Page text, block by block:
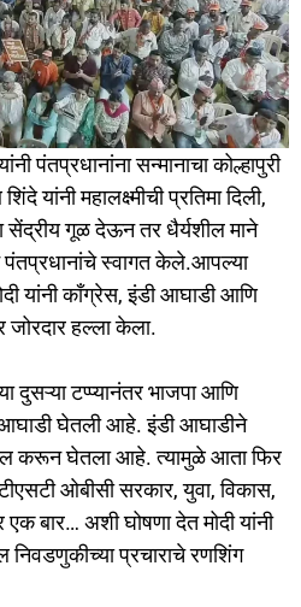
पंतप्रधानांना सन्मानाचा कोल्हापुरी
यांनी महालक्ष्मीची प्रतिमा दिली,
सेंद्रीय गूळ देऊन तर धैर्यशील माने
पंतप्रधानांचे स्वागत केले.आपल्या
यांनी काँग्रेस, इंडी आघाडी आणि
जोरदार हल्ला केला.
दुसऱ्या टप्प्यानंतर भाजपा आणि
आघाडी घेतली आहे. इंडी आघाडीने
करून घेतला आहे. त्यामुळे आता फिर
ओबीसी सरकार, युवा, विकास,
बार… अशी घोषणा देत मोदी यांनी
निवडणुकीच्या प्रचाराचे रणशिंग